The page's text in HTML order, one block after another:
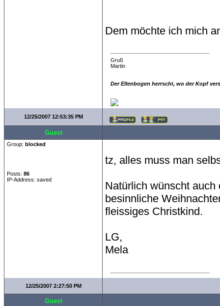
Dem möchte ich mich
Gruß
Martin
Der Ellenbogen herrscht, wo der Kopf
12/25/2007 12:53:35 PM
Guest
Group: blocked
Posts: 86
IP-Address: saved
tz, alles muss man
Natürlich wünscht
besinnliche
fleissiges Christkind.
LG,
Mela
12/25/2007 2:27:50 PM
Guest